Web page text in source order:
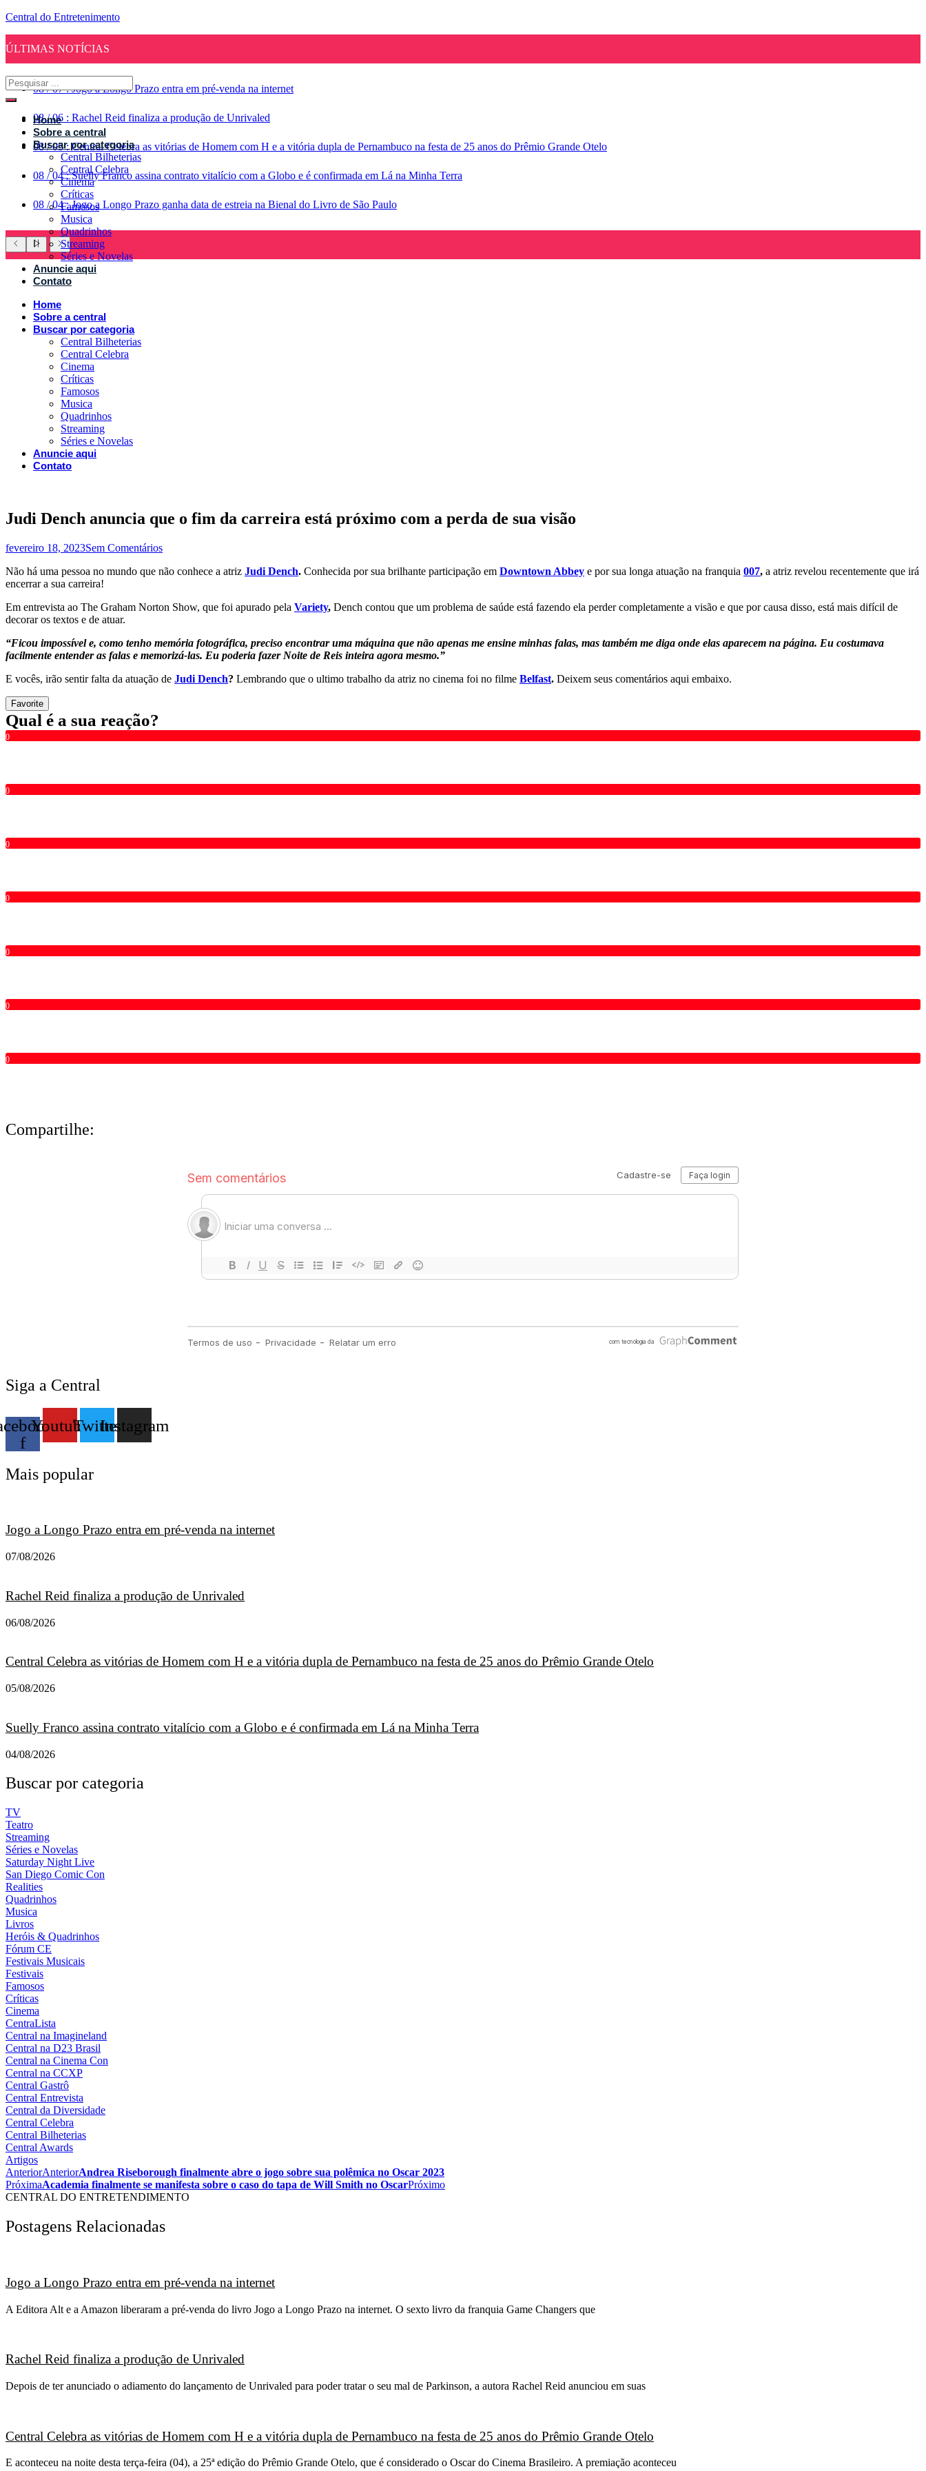
Central do Entretenimento
ÚLTIMAS NOTÍCIAS
08 / 07 : Jogo a Longo Prazo entra em pré-venda na internet
08 / 06 : Rachel Reid finaliza a produção de Unrivaled
08 / 05 : Central Celebra as vitórias de Homem com H e a vitória dupla de Pernambuco na festa de 25 anos do Prêmio Grande Otelo
08 / 04 : Suelly Franco assina contrato vitalício com a Globo e é confirmada em Lá na Minha Terra
08 / 04 : Jogo a Longo Prazo ganha data de estreia na Bienal do Livro de São Paulo
Home
Sobre a central
Buscar por categoria
Central Bilheterias
Central Celebra
Cinema
Críticas
Famosos
Musica
Quadrinhos
Streaming
Séries e Novelas
Anuncie aqui
Contato
Home
Sobre a central
Buscar por categoria
Central Bilheterias
Central Celebra
Cinema
Críticas
Famosos
Musica
Quadrinhos
Streaming
Séries e Novelas
Anuncie aqui
Contato
Judi Dench anuncia que o fim da carreira está próximo com a perda de sua visão
fevereiro 18, 2023Sem Comentários
Não há uma pessoa no mundo que não conhece a atriz Judi Dench. Conhecida por sua brilhante participação em Downtown Abbey e por sua longa atuação na franquia 007, a atriz revelou recentemente que irá
encerrar a sua carreira!
Em entrevista ao The Graham Norton Show, que foi apurado pela Variety, Dench contou que um problema de saúde está fazendo ela perder completamente a visão e que por causa disso, está mais difícil de
decorar os textos e de atuar.
“Ficou impossível e, como tenho memória fotográfica, preciso encontrar uma máquina que não apenas me ensine minhas falas, mas também me diga onde elas aparecem na página. Eu costumava
facilmente entender as falas e memorizá-las. Eu poderia fazer Noite de Reis inteira agora mesmo.”
E vocês, irão sentir falta da atuação de Judi Dench? Lembrando que o ultimo trabalho da atriz no cinema foi no filme Belfast. Deixem seus comentários aqui embaixo.
Favorite
Qual é a sua reação?
0
0
0
0
0
0
0
Compartilhe:
Siga a Central
f
YoutubeTwitterInstagram
Mais popular
Jogo a Longo Prazo entra em pré-venda na internet
07/08/2026
Rachel Reid finaliza a produção de Unrivaled
06/08/2026
Central Celebra as vitórias de Homem com H e a vitória dupla de Pernambuco na festa de 25 anos do Prêmio Grande Otelo
05/08/2026
Suelly Franco assina contrato vitalício com a Globo e é confirmada em Lá na Minha Terra
04/08/2026
Buscar por categoria
TV
Teatro
Streaming
Séries e Novelas
Saturday Night Live
San Diego Comic Con
Realities
Quadrinhos
Musica
Livros
Heróis & Quadrinhos
Fórum CE
Festivais Musicais
Festivais
Famosos
Críticas
Cinema
CentraLista
Central na Imagineland
Central na D23 Brasil
Central na Cinema Con
Central na CCXP
Central Gastrô
Central Entrevista
Central da Diversidade
Central Celebra
Central Bilheterias
Central Awards
Artigos
AnteriorAnteriorAndrea Riseborough finalmente abre o jogo sobre sua polêmica no Oscar 2023
PróximaAcademia finalmente se manifesta sobre o caso do tapa de Will Smith no OscarPróximo
CENTRAL DO ENTRETENDIMENTO
Postagens Relacionadas
Jogo a Longo Prazo entra em pré-venda na internet
A Editora Alt e a Amazon liberaram a pré-venda do livro Jogo a Longo Prazo na internet. O sexto livro da franquia Game Changers que
Rachel Reid finaliza a produção de Unrivaled
Depois de ter anunciado o adiamento do lançamento de Unrivaled para poder tratar o seu mal de Parkinson, a autora Rachel Reid anunciou em suas
Central Celebra as vitórias de Homem com H e a vitória dupla de Pernambuco na festa de 25 anos do Prêmio Grande Otelo
E aconteceu na noite desta terça-feira (04), a 25ª edição do Prêmio Grande Otelo, que é considerado o Oscar do Cinema Brasileiro. A premiação aconteceu